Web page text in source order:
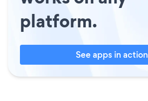
platform.
See apps in action